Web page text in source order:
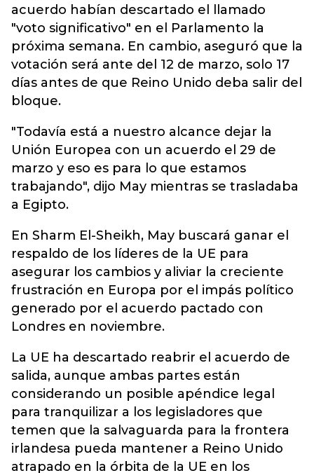
acuerdo habían descartado el llamado
"voto significativo" en el Parlamento la
próxima semana. En cambio, aseguró que la
votación será ante del 12 de marzo, solo 17
días antes de que Reino Unido deba salir del
bloque.
"Todavía está a nuestro alcance dejar la
Unión Europea con un acuerdo el 29 de
marzo y eso es para lo que estamos
trabajando", dijo May mientras se trasladaba
a Egipto.
En Sharm El-Sheikh, May buscará ganar el
respaldo de los líderes de la UE para
asegurar los cambios y aliviar la creciente
frustración en Europa por el impás político
generado por el acuerdo pactado con
Londres en noviembre.
La UE ha descartado reabrir el acuerdo de
salida, aunque ambas partes están
considerando un posible apéndice legal
para tranquilizar a los legisladores que
temen que la salvaguarda para la frontera
irlandesa pueda mantener a Reino Unido
atrapado en la órbita de la UE en los